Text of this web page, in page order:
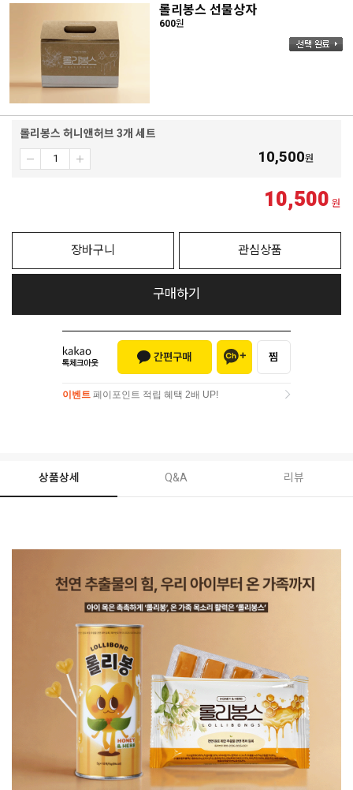
롤리봉스 선물상자
600원
롤리봉스 허니앤허브 3개 세트
10,500원
10,500 원
장바구니 관심상품
구매하기
이벤트 페이포인트 적립 혜택 2배 UP!
상품상세 Q&A 리뷰